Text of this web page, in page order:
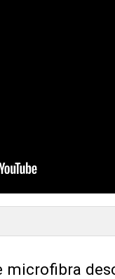
microfibra